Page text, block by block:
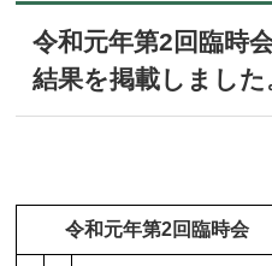
令和元年第2回臨時
結果を掲載しました
令和元年第2回臨時